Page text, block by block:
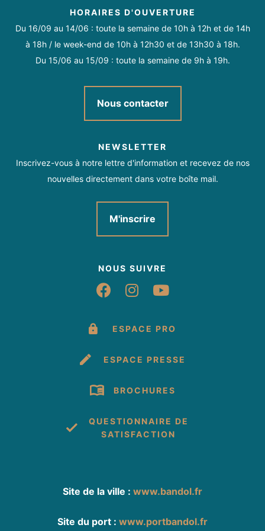
Retransmission d’événement sportif
HORAIRES D'OUVERTURE
Du 16/09 au 14/06 : toute la semaine de 10h à 12h et de 14h
à 18h / le week-end de 10h à 12h30 et de 13h30 à 18h.
Du 15/06 au 15/09 : toute la semaine de 9h à 19h.
Nous contacter
NEWSLETTER
Inscrivez-vous à notre lettre d'information et recevez de nos
nouvelles directement dans votre boîte mail.
M'inscrire
NOUS SUIVRE
Suivez-nous sur
Suivez-nous sur
Suivez-nous
ESPACE PRO
ESPACE PRESSE
BROCHURES
QUESTIONNAIRE DE
SATISFACTION
Site de la ville : www.bandol.fr
Site du port : www.portbandol.fr